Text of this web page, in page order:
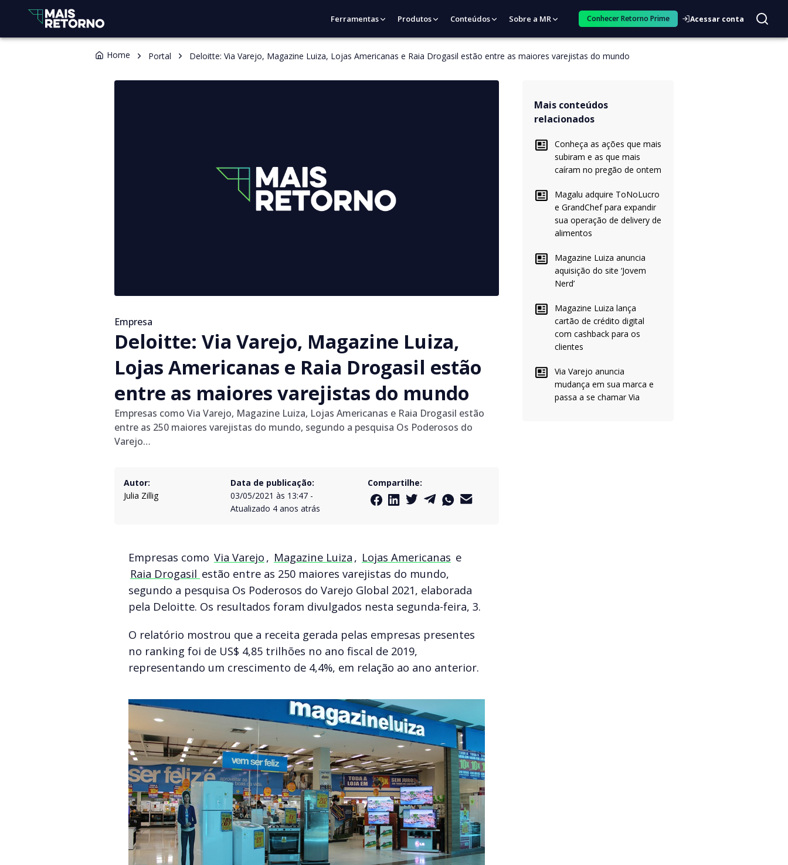
Ferramentas Produtos Conteúdos Sobre a MR Conhecer Retorno Prime Acessar conta
Home Portal Deloitte: Via Varejo, Magazine Luiza, Lojas Americanas e Raia Drogasil estão entre as maiores varejistas do mundo
Empresa
Deloitte: Via Varejo, Magazine Luiza,
Lojas Americanas e Raia Drogasil estão
entre as maiores varejistas do mundo
Empresas como Via Varejo, Magazine Luiza, Lojas Americanas e Raia Drogasil estão
entre as 250 maiores varejistas do mundo, segundo a pesquisa Os Poderosos do
Varejo…
Autor:
Julia Zillig
Data de publicação:
03/05/2021 às 13:47 -
Atualizado 4 anos atrás
Compartilhe:
Empresas como Via Varejo , Magazine Luiza , Lojas Americanas e
Raia Drogasil estão entre as 250 maiores varejistas do mundo,
segundo a pesquisa Os Poderosos do Varejo Global 2021, elaborada
pela Deloitte. Os resultados foram divulgados nesta segunda-feira, 3.
O relatório mostrou que a receita gerada pelas empresas presentes
no ranking foi de US$ 4,85 trilhões no ano fiscal de 2019,
representando um crescimento de 4,4%, em relação ao ano anterior.
Mais conteúdos
relacionados
Conheça as ações que mais
subiram e as que mais
caíram no pregão de ontem
Magalu adquire ToNoLucro
e GrandChef para expandir
sua operação de delivery de
alimentos
Magazine Luiza anuncia
aquisição do site ‘Jovem
Nerd’
Magazine Luiza lança
cartão de crédito digital
com cashback para os
clientes
Via Varejo anuncia
mudança em sua marca e
passa a se chamar Via